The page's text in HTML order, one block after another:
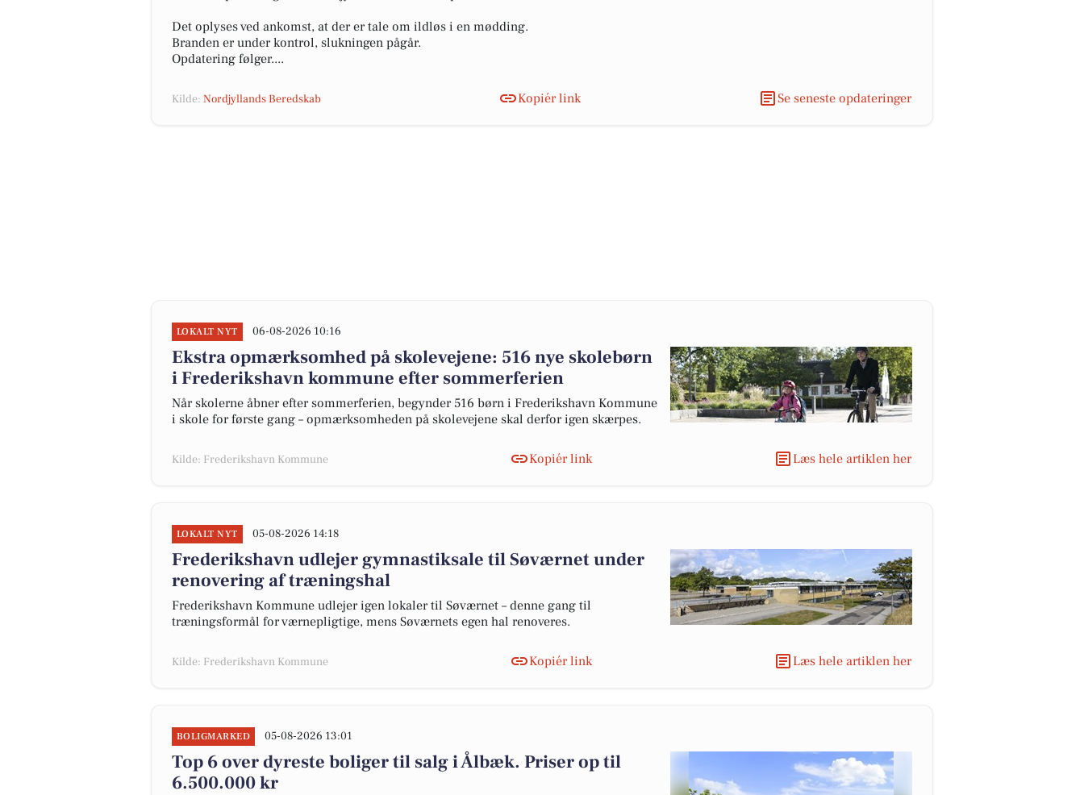
Det oplyses ved ankomst, at der er tale om ildløs i en mødding.
Branden er under kontrol, slukningen pågår.
Opdatering følger....
Kilde: Nordjyllands Beredskab Kopiér link Se seneste opdateringer
LOKALT NYT 06-08-2026 10:16
Ekstra opmærksomhed på skolevejene: 516 nye skolebørn
i Frederikshavn kommune efter sommerferien
Når skolerne åbner efter sommerferien, begynder 516 børn i Frederikshavn Kommune
i skole for første gang – opmærksomheden på skolevejene skal derfor igen skærpes.
Kilde: Frederikshavn Kommune Kopiér link Læs hele artiklen her
LOKALT NYT 05-08-2026 14:18
Frederikshavn udlejer gymnastiksale til Søværnet under
renovering af træningshal
Frederikshavn Kommune udlejer igen lokaler til Søværnet – denne gang til
træningsformål for værnepligtige, mens Søværnets egen hal renoveres.
Kilde: Frederikshavn Kommune Kopiér link Læs hele artiklen her
BOLIGMARKED 05-08-2026 13:01
Top 6 over dyreste boliger til salg i Ålbæk. Priser op til
6.500.000 kr